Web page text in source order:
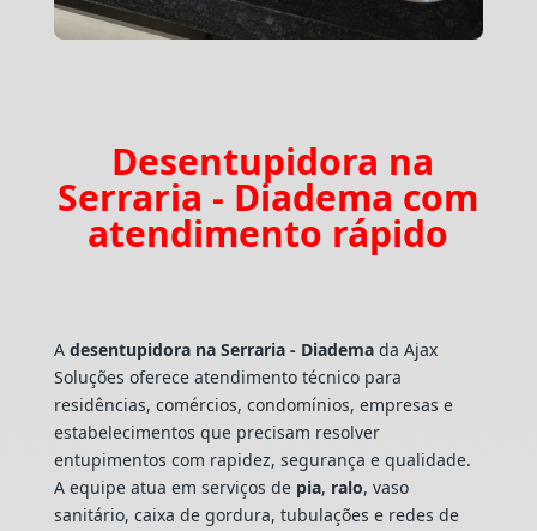
Desentupidora na
Serraria - Diadema com
atendimento rápido
A desentupidora na Serraria - Diademada Ajax
Soluções oferece atendimento técnico para
residências, comércios, condomínios, empresas e
estabelecimentos que precisam resolver
entupimentos com rapidez, segurança e qualidade.
A equipe atua em serviços de pia, ralo, vaso
sanitário, caixa de gordura, tubulações e redes de